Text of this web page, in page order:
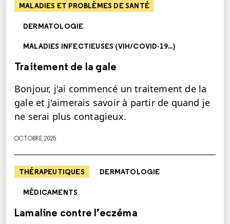
MALADIES ET PROBLÈMES DE SANTÉ
DERMATOLOGIE
MALADIES INFECTIEUSES (VIH/COVID-19...)
Traitement de la gale
Bonjour, j'ai commencé un traitement de la
gale et j'aimerais savoir à partir de quand je
ne serai plus contagieux.
OCTOBRE 2025
THÉRAPEUTIQUES DERMATOLOGIE
MÉDICAMENTS
Lamaline contre l’eczéma